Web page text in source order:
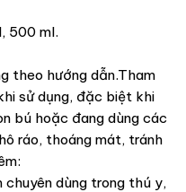
500 ml.
theo hướng dẫn.Tham
sử dụng, đặc biệt khi
bú hoặc đang dùng các
ráo, thoáng mát, tránh
dùng trong thú y,